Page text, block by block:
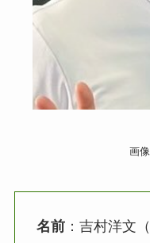
画
名前：吉村洋文